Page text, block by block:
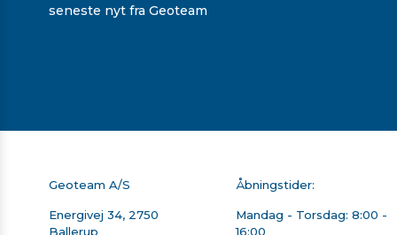
seneste nyt fra Geoteam
Geoteam A/S
Energivej 34, 2750
Ballerup
Åbningstider:
Mandag - Torsdag: 8:00 -
16:00